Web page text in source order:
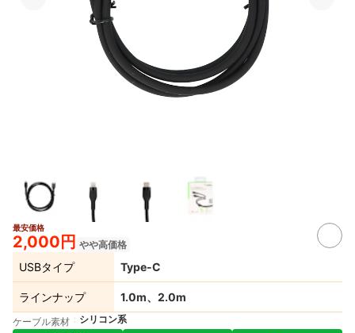
最安価格
2,000円 やや高価格
USBタイプ Type-C
ラインナップ 1.0m、2.0m
ケーブル素材 シリコン系